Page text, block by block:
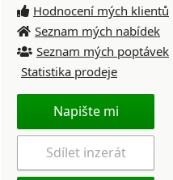
Hodnocení mých klientů
Seznam mých nabídek
Seznam mých poptávek
Statistika prodeje
Napište mi
Sdílet inzerát